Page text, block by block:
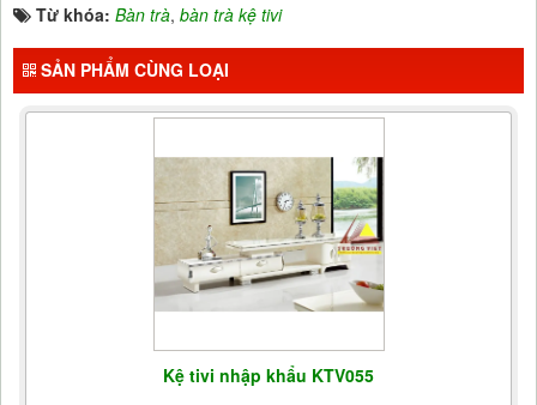
Từ khóa: Bàn trà, bàn trà kệ tivi
SẢN PHẨM CÙNG LOẠI
Kệ tivi nhập khẩu KTV055